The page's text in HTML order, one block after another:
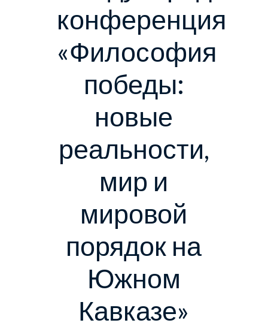
конференция
«Философия
победы:
новые
реальности,
мир и
мировой
порядок на
Южном
Кавказе»